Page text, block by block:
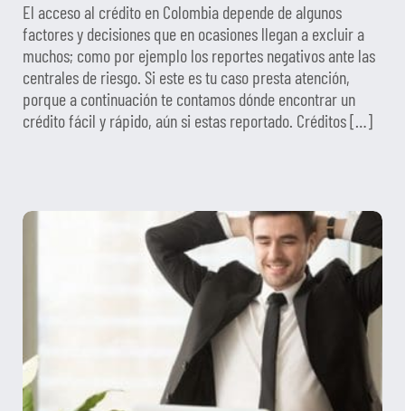
El acceso al crédito en Colombia depende de algunos
factores y decisiones que en ocasiones llegan a excluir a
muchos; como por ejemplo los reportes negativos ante las
centrales de riesgo. Si este es tu caso presta atención,
porque a continuación te contamos dónde encontrar un
crédito fácil y rápido, aún si estas reportado. Créditos […]